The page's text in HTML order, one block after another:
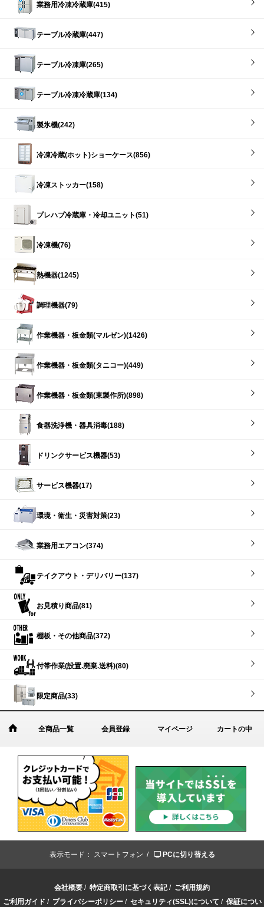
業務用冷凍冷蔵庫(415)
テーブル冷蔵庫(447)
テーブル冷凍庫(265)
テーブル冷凍冷蔵庫(134)
製氷機(242)
冷凍冷蔵(ホット)ショーケース(856)
冷凍ストッカー(158)
プレハブ冷蔵庫・冷却ユニット(51)
冷凍機(76)
熱機器(1245)
調理機器(79)
作業機器・板金類(マルゼン)(1426)
作業機器・板金類(タニコー)(449)
作業機器・板金類(東製作所)(898)
食器洗浄機・器具消毒(188)
ドリンクサービス機器(53)
サービス機器(17)
環境・衛生・災害対策(23)
業務用エアコン(374)
テイクアウト・デリバリー(137)
お見積り商品(81)
棚板・その他商品(372)
付帯作業(設置.廃棄.送料)(80)
限定商品(33)
全商品一覧 会員登録 マイページ カートの中
表示モード： スマートフォン / PCに切り替える
会社概要 / 特定商取引に基づく表記/ ご利用規約
ご利用ガイド / プライバシーポリシー/ セキュリティ(SSL)について / 保証につい